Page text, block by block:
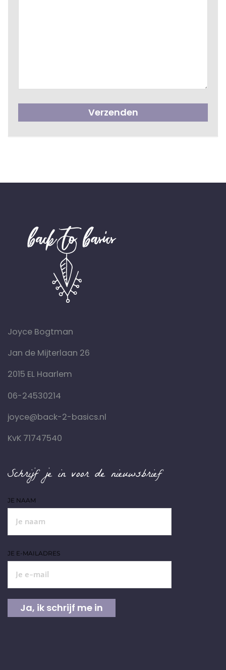
Joyce Bogtman
Jan de Mijterlaan 26
2015 EL Haarlem
06-24530214
joyce@back-2-basics.nl
KvK 71747540
Schrijf je in voor de nieuwsbrief
JE NAAM
JE E-MAILADRES